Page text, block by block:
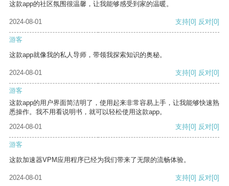
这款app的社区氛围很温馨，让我能够感受到家的温暖。
2024-08-01 支持[0] 反对[0]
游客
这款app就像我的私人导师，带领我探索知识的奥秘。
2024-08-01 支持[0] 反对[0]
游客
这款app的用户界面简洁明了，使用起来非常容易上手，让我能够快速熟
悉操作。我不用看说明书，就可以轻松使用这款app。
2024-08-01
支持[0] 反对[0]
游客
这款加速器VPM应用程序已经为我们带来了无限的流畅体验。
2024-08-01 支持[0] 反对[0]